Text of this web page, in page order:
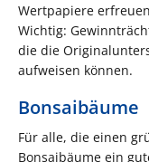
Wertpapiere
Wichtig:
die die
aufweisen können.
Bonsaibäume
Für alle, die einen
Bonsaibäume ein